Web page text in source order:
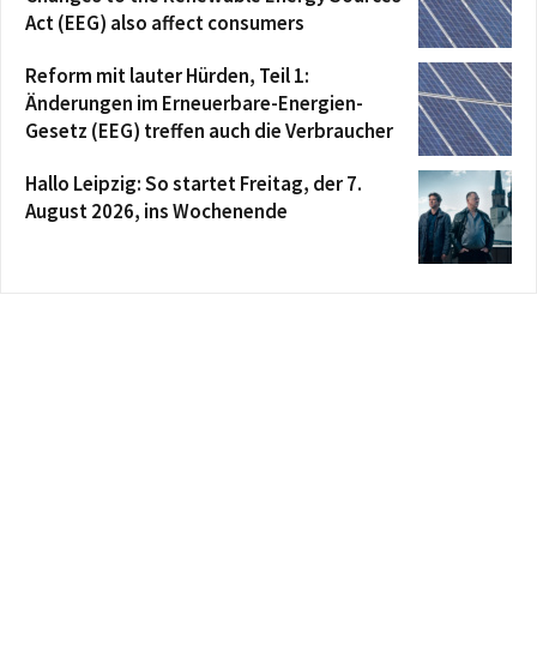
Act (EEG) also affect consumers
Reform mit lauter Hürden, Teil 1:
Änderungen im Erneuerbare-Energien-
Gesetz (EEG) treffen auch die Verbraucher
Hallo Leipzig: So startet Freitag, der 7.
August 2026, ins Wochenende